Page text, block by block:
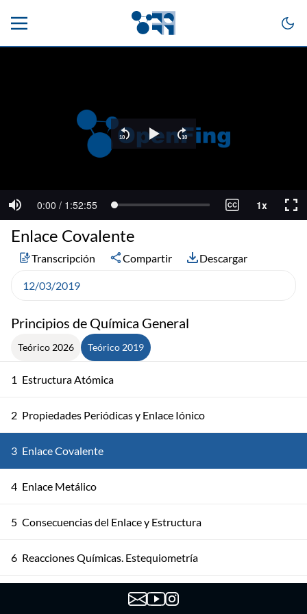
Principios de Química General
Teórico 2026 Teórico 2019
1 Estructura Atómica
2 Propiedades Periódicas y Enlace Iónico
3 Enlace Covalente
4 Enlace Metálico
5 Consecuencias del Enlace y Estructura
6 Reacciones Químicas. Estequiometría
Enlace Covalente
Transcripción Compartir Descargar
12/03/2019